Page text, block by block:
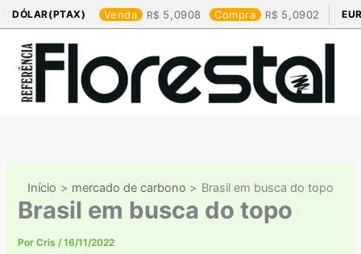
DÓLAR(PTAX) Venda 5,0908 Compra 5,0902
para
conteúdo
Início mercado de carbono Brasil em busca do topo
Brasil em busca do topo
PorCris/16/11/2022